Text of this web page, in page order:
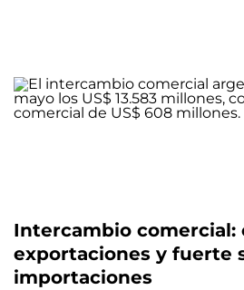
Intercambio comercial:
exportaciones y fuerte
importaciones